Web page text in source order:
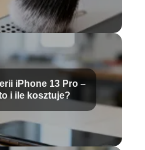
iPhone 13 Pro –
i ile kosztuje?